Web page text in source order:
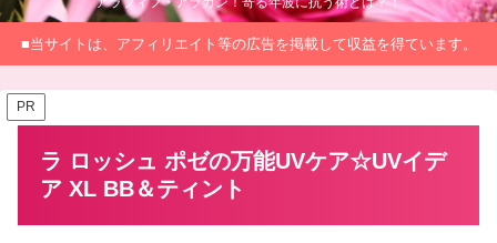
■当サイトは、アフィリエイト等の広告を掲載して収益を得ています。
PR
ラ ロッシュ ポゼの万能UVケア☆UVイデ
ア XL BB＆ティント